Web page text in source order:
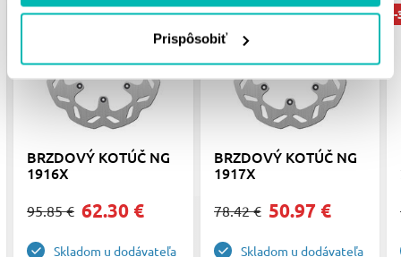
Prispôsobiť
-35%
BRZDOVÝ KOTÚČ NG
1916X
95.85 € 62.30 €
Skladom u dodávateľa
-35%
BRZDOVÝ KOTÚČ NG
1917X
78.42 € 50.97 €
Skladom u dodávateľa
-